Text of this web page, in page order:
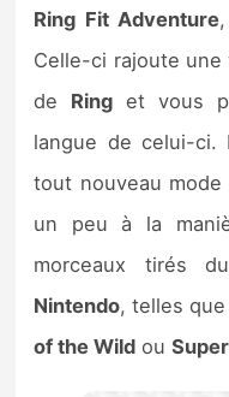
Ring Fit Adventure
Celle-ci rajoute une
de Ring et vous
langue de celui-ci.
tout nouveau
un peu à la
morceaux tirés
Nintendo, telles
of the Wild ou